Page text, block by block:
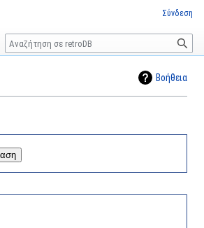
Βοήθεια
Σύνδεση
Αναζήτηση